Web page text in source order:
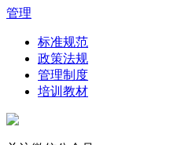
管理
标准规范
政策法规
管理制度
培训教材